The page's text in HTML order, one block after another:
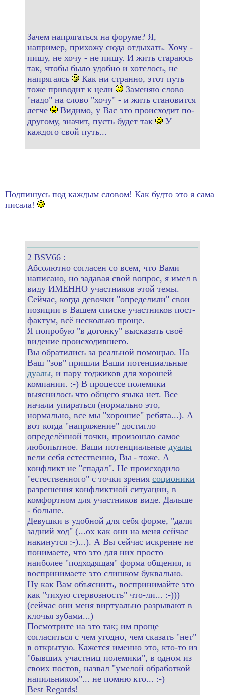
Зачем напрягаться на форуме? Я,
например, прихожу сюда отдыхать. Хочу -
пишу, не хочу - не пишу. И жить стараюсь
так, чтобы было удобно и хотелось, не
напрягаясь
Как ни странно, этот путь
тоже приводит к цели
Заменяю слово
"надо" на слово "хочу" - и жить становится
легче
Видимо, у Вас это происходит по-
другому, значит, пусть будет так
У
каждого свой путь...
Подпишусь под каждым словом! Как будто это я сама
писала!
2 BSV66 :
Абсолютно согласен со всем, что Вами
написано, но задавая свой вопрос, я имел в
виду ИМЕННО участников этой темы.
Сейчас, когда девочки "определили" свои
позиции в Вашем списке участников пост-
фактум, всё несколько проще.
Я попробую "в догонку" высказать своё
видение происходившего.
Вы обратились за реальной помощью. На
Ваш "зов" пришли Ваши потенциальные
дуалы, и пару тоджиков для хорошей
компании. :-) В процессе полемики
выяснилось что общего языка нет. Все
начали упираться (нормально это,
нормально, все мы "хорошие" ребята...). А
вот когда "напряжение" достигло
определённой точки, произошло самое
любопытное. Ваши потенциальные дуалы
вели себя естественно, Вы - тоже. А
конфликт не "спадал". Не происходило
"естественного" с точки зрения соционики
разрешения конфликтной ситуации, в
комфортном для участников виде. Дальше
- больше.
Девушки в удобной для себя форме, "дали
задний ход" (...ох как они на меня сейчас
накинутся :-)...). А Вы сейчас искренне не
понимаете, что это для них просто
наиболее "подходящая" форма общения, и
воспринимаете это слишком буквально.
Ну как Вам объяснить, воспринимайте это
как "тихую стервозность" что-ли... :-)))
(сейчас они меня виртуально разрывают в
клочья зубами...)
Посмотрите на это так; им проще
согласиться с чем угодно, чем сказать "нет"
в открытую. Кажется именно это, кто-то из
"бывших участниц полемики", в одном из
своих постов, назвал "умелой обработкой
напильником"... не помню кто... :-)
Best Regards!